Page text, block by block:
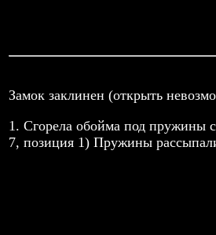
Замок заклинен (открыть
1. Сгорела обойма под пружины
7, позиция 1) Пружины